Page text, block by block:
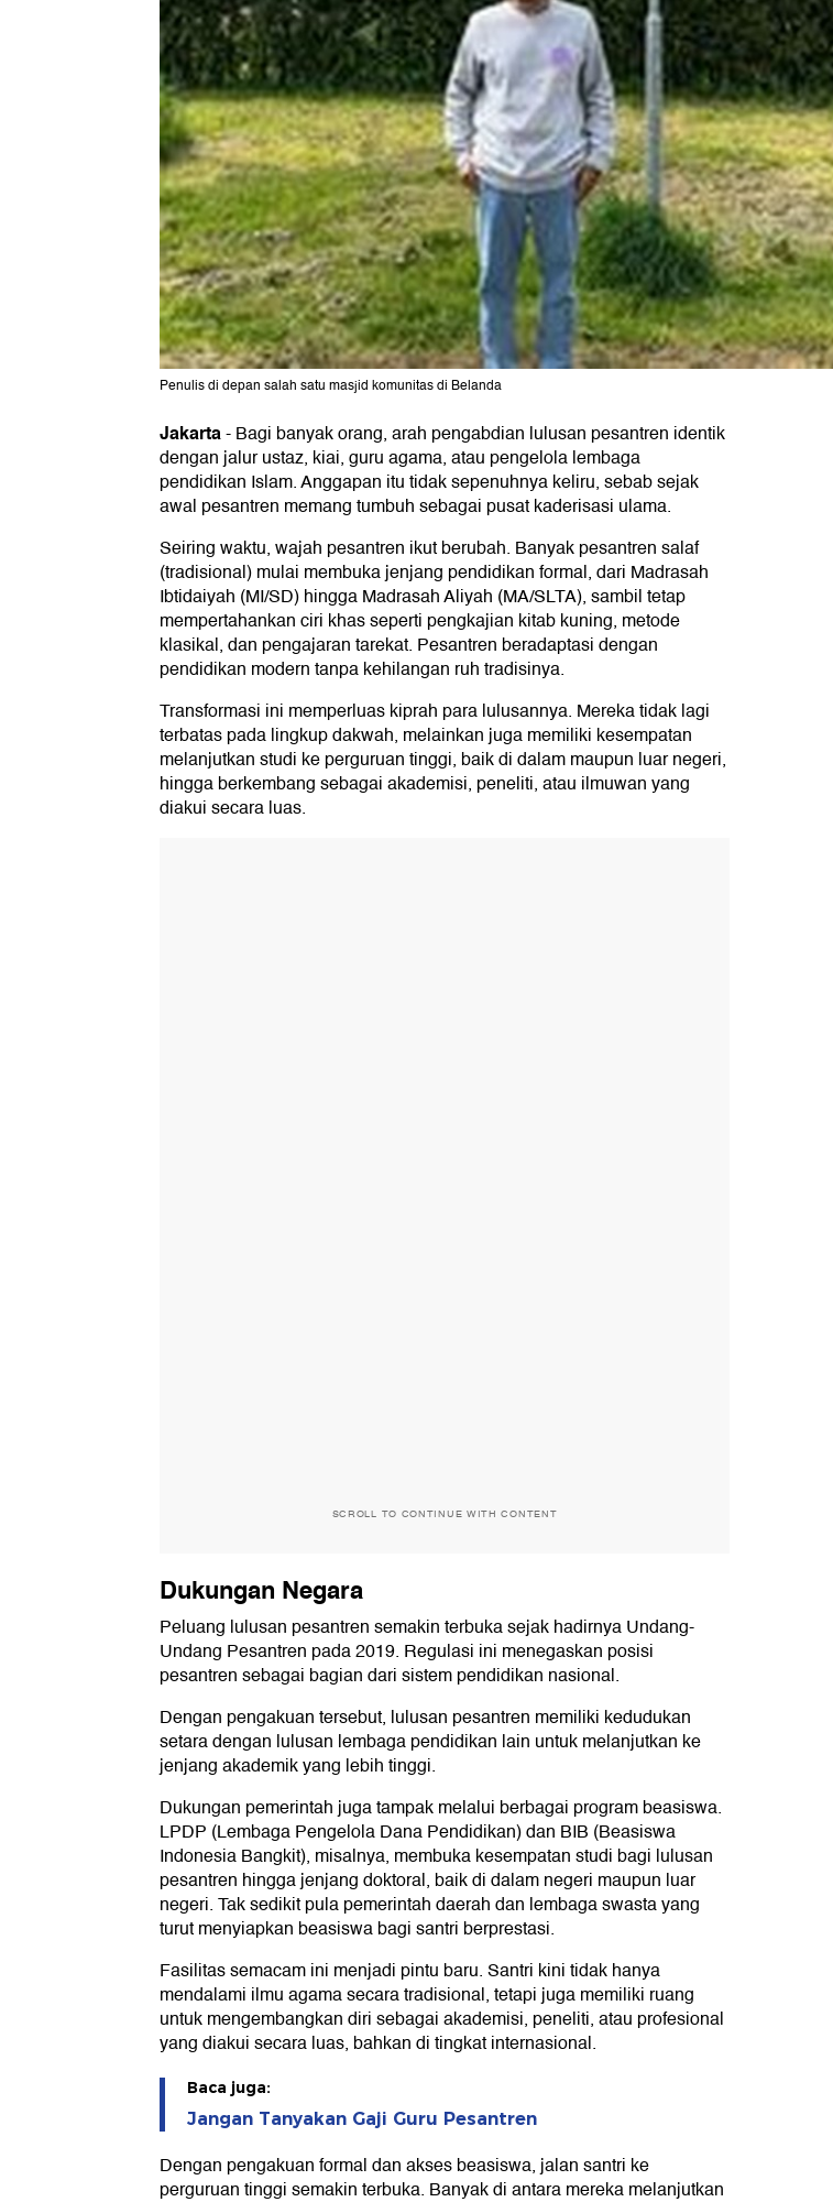
Penulis di depan salah satu masjid komunitas di Belanda
Jakarta-Bagi banyak orang, arah pengabdian lulusan pesantren identik
dengan jalur ustaz, kiai, guru agama, atau pengelola lembaga
pendidikan Islam. Anggapan itu tidak sepenuhnya keliru, sebab sejak
awal pesantren memang tumbuh sebagai pusat kaderisasi ulama.
Seiring waktu, wajah pesantren ikut berubah. Banyak pesantren salaf
(tradisional) mulai membuka jenjang pendidikan formal, dari Madrasah
Ibtidaiyah (MI/SD) hingga Madrasah Aliyah (MA/SLTA), sambil tetap
mempertahankan ciri khas seperti pengkajian kitab kuning, metode
klasikal, dan pengajaran tarekat. Pesantren beradaptasi dengan
pendidikan modern tanpa kehilangan ruh tradisinya.
Transformasi ini memperluas kiprah para lulusannya. Mereka tidak lagi
terbatas pada lingkup dakwah, melainkan juga memiliki kesempatan
melanjutkan studi ke perguruan tinggi, baik di dalam maupun luar negeri,
hingga berkembang sebagai akademisi, peneliti, atau ilmuwan yang
diakui secara luas.
SCROLL TO CONTINUE WITH CONTENT
Dukungan Negara
Peluang lulusan pesantren semakin terbuka sejak hadirnya Undang-
Undang Pesantren pada 2019. Regulasi ini menegaskan posisi
pesantren sebagai bagian dari sistem pendidikan nasional.
Dengan pengakuan tersebut, lulusan pesantren memiliki kedudukan
setara dengan lulusan lembaga pendidikan lain untuk melanjutkan ke
jenjang akademik yang lebih tinggi.
Dukungan pemerintah juga tampak melalui berbagai program beasiswa.
LPDP (Lembaga Pengelola Dana Pendidikan) dan BIB (Beasiswa
Indonesia Bangkit), misalnya, membuka kesempatan studi bagi lulusan
pesantren hingga jenjang doktoral, baik di dalam negeri maupun luar
negeri. Tak sedikit pula pemerintah daerah dan lembaga swasta yang
turut menyiapkan beasiswa bagi santri berprestasi.
Fasilitas semacam ini menjadi pintu baru. Santri kini tidak hanya
mendalami ilmu agama secara tradisional, tetapi juga memiliki ruang
untuk mengembangkan diri sebagai akademisi, peneliti, atau profesional
yang diakui secara luas, bahkan di tingkat internasional.
Baca juga:
Jangan Tanyakan Gaji Guru Pesantren
Dengan pengakuan formal dan akses beasiswa, jalan santri ke
perguruan tinggi semakin terbuka. Banyak di antara mereka melanjutkan